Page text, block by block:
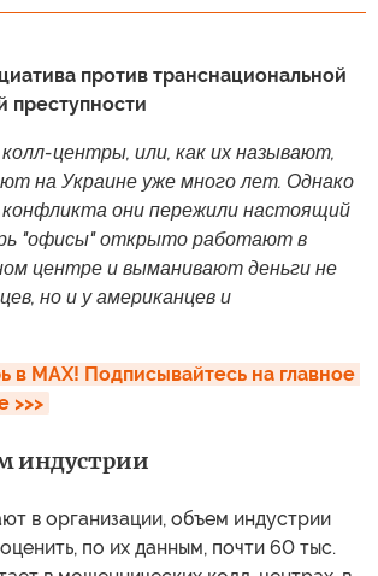
против транснациональной
преступности
центры, или, как их называют,
на Украине уже много лет. Однако
конфликта они пережили настоящий
"офисы" открыто работают в
центре и выманивают деньги не
но и у американцев и
в MAX! Подписывайтесь на главное
>>>
индустрии
в организации, объем индустрии
по их данным, почти 60 тыс.